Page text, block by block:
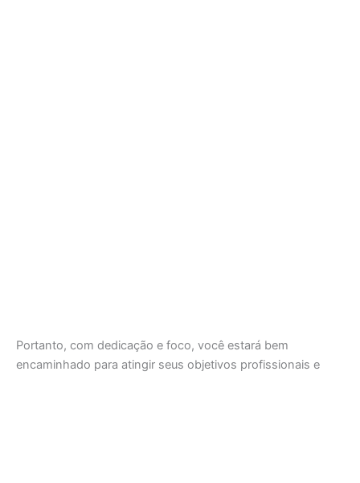
Portanto, com dedicação e foco, você estará bem
encaminhado para atingir seus objetivos profissionais e